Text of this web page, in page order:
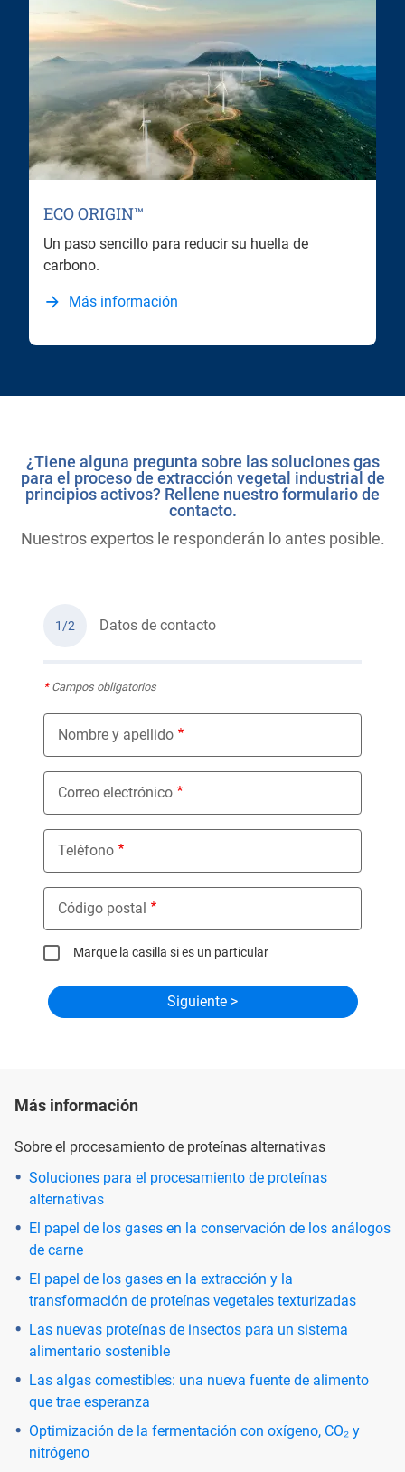
ECO ORIGIN™
Un paso sencillo para reducir su huella de
carbono.
Más información
¿Tiene alguna pregunta sobre las soluciones gas
para el proceso de extracción vegetal industrial de
principios activos? Rellene nuestro formulario de
contacto.
Nuestros expertos le responderán lo antes posible.
1/2 Datos de contacto
*Campos obligatorios
Nombre y apellido
Correo electrónico
Teléfono
Código postal
Marque la casilla si es un particular
Más información
Sobre el procesamiento de proteínas alternativas
Soluciones para el procesamiento de proteínas
alternativas
El papel de los gases en la conservación de los análogos
de carne
El papel de los gases en la extracción y la
transformación de proteínas vegetales texturizadas
Las nuevas proteínas de insectos para un sistema
alimentario sostenible
Las algas comestibles: una nueva fuente de alimento
que trae esperanza
Optimización de la fermentación con oxígeno, CO₂ y
nitrógeno